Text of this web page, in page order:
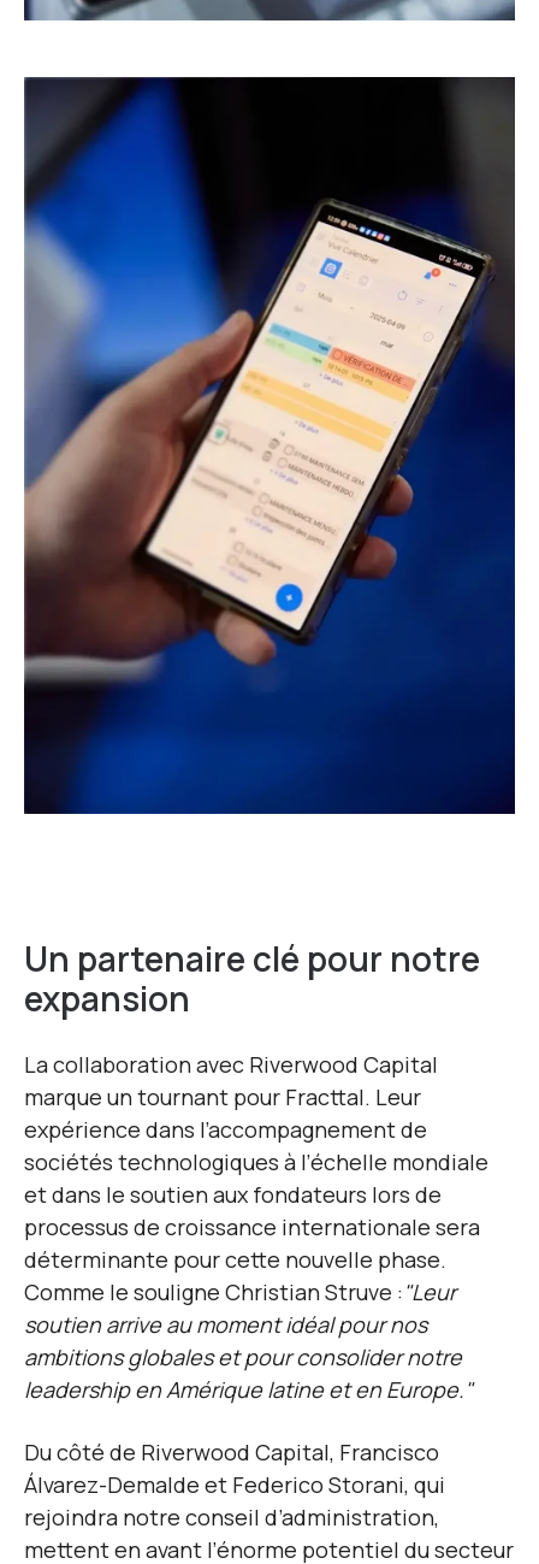
Un partenaire clé pour notre
expansion
La collaboration avec Riverwood Capital
marque un tournant pour Fracttal. Leur
expérience dans l’accompagnement de
sociétés technologiques à l’échelle mondiale
et dans le soutien aux fondateurs lors de
processus de croissance internationale sera
déterminante pour cette nouvelle phase.
Comme le souligne Christian Struve :"Leur
soutien arrive au moment idéal pour nos
ambitions globales et pour consolider notre
leadership en Amérique latine et en Europe."
Du côté de Riverwood Capital, Francisco
Álvarez-Demalde et Federico Storani, qui
rejoindra notre conseil d’administration,
mettent en avant l’énorme potentiel du secteur